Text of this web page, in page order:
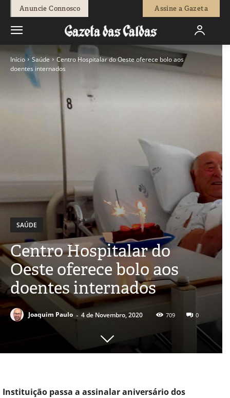
Anuncie Connosco Assine a Gazeta
Início Saúde
Centro Hospitalar do Oeste oferece bolo aos
doentes internados
SAÚDE
Centro Hospitalar do
Oeste oferece bolo aos
doentes internados
Joaquim Paulo - 4 de Novembro, 2020 709 0
Instituição passa a assinalar aniversário dos